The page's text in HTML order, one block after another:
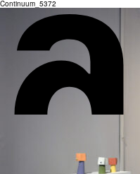
Continuum_5372